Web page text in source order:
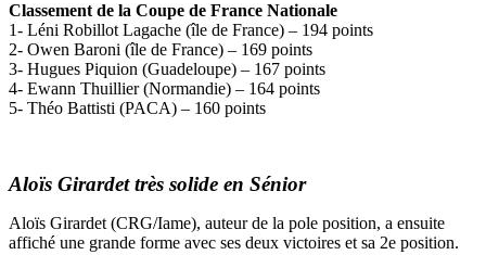
Classement de la Coupe de France Nationale
1- Léni Robillot Lagache (île de France) – 194 points
2- Owen Baroni (île de France) – 169 points
3- Hugues Piquion (Guadeloupe) – 167 points
4- Ewann Thuillier (Normandie) – 164 points
5- Théo Battisti (PACA) – 160 points
Aloïs Girardet très solide en Sénior
Aloïs Girardet (CRG/Iame), auteur de la pole position, a ensuite
affiché une grande forme avec ses deux victoires et sa 2e position.